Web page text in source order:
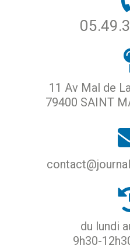
11 Av Mal de
79400 SAINT
du lundi
9h30-